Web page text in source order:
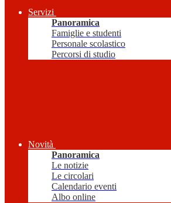
Servizi
Panoramica
Famiglie e studenti
Personale scolastico
Percorsi di studio
Novità
Panoramica
Le notizie
Le circolari
Calendario eventi
Albo online